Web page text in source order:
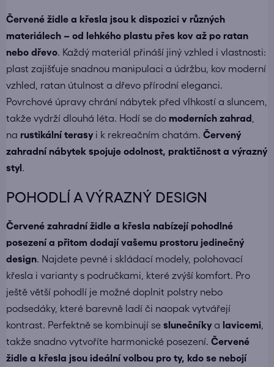
Červené židle a křesla jsou k dispozici v různých
materiálech – od lehkého plastu přes kov až po ratan
nebo dřevo. Každý materiál přináší jiný vzhled i vlastnosti:
plast zajišťuje snadnou manipulaci a údržbu, kov moderní
vzhled, ratan útulnost a dřevo přírodní eleganci.
Povrchové úpravy chrání nábytek před vlhkostí a sluncem,
takže vydrží dlouhá léta. Hodí se do moderních zahrad
na rustikální terasyi k rekreačním chatám. Červený
zahradní nábytek spojuje odolnost, praktičnost a výrazný
styl .
POHODLÍ A VÝRAZNÝ DESIGN
Červené zahradní židle a křesla nabízejí pohodlné
posezení a přitom dodají vašemu prostoru jedinečný
design. Najdete pevné i skládací modely, polohovací
křesla i varianty s područkami, které zvýší komfort. Pro
ještě větší pohodlí je možné doplnit polstry nebo
podsedáky, které barevně ladí či naopak vytvářejí
kontrast. Perfektně se kombinují se slunečníkya lavicemi
takže snadno vytvoříte harmonické posezení. Červené
židle a křesla jsou ideální volbou pro ty, kdo se nebojí